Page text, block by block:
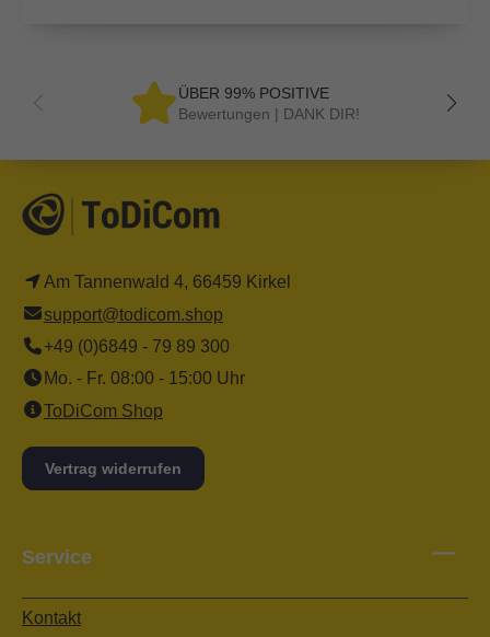
ÜBER 99% POSITIVE
Bewertungen | DANK DIR!
Am Tannenwald 4, 66459 Kirkel
support@todicom.shop
+49 (0)6849 - 79 89 300
Mo. - Fr. 08:00 - 15:00 Uhr
ToDiCom Shop
Vertrag widerrufen
Service
Kontakt